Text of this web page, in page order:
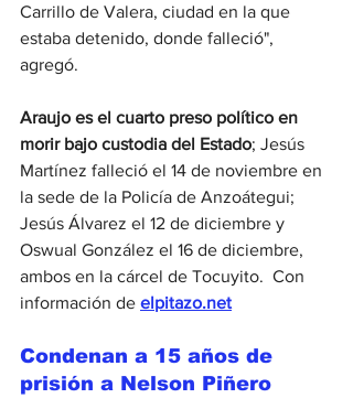
Carrillo de Valera, ciudad en la que
estaba detenido, donde falleció",
agregó.
Araujo es el cuarto preso político en
morir bajo custodia del Estado; Jesús
Martínez falleció el 14 de noviembre en
la sede de la Policía de Anzoátegui;
Jesús Álvarez el 12 de diciembre y
Oswual González el 16 de diciembre,
ambos en la cárcel de Tocuyito.  Con
información de elpitazo.net
Condenan a 15 años de
prisión a Nelson Piñero